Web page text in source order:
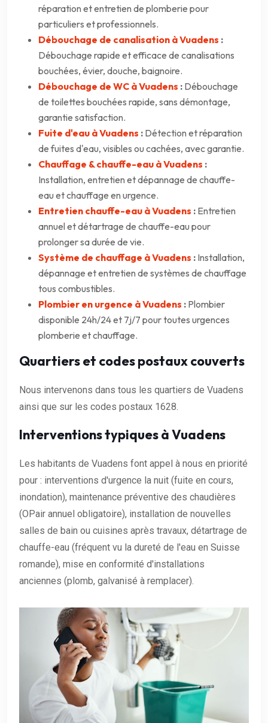
réparation et entretien de plomberie pour
particuliers et professionnels.
Débouchage de canalisation à Vuadens :
Débouchage rapide et efficace de canalisations
bouchées, évier, douche, baignoire.
Débouchage de WC à Vuadens : Débouchage
de toilettes bouchées rapide, sans démontage,
garantie satisfaction.
Fuite d'eau à Vuadens : Détection et réparation
de fuites d'eau, visibles ou cachées, avec garantie.
Chauffage & chauffe-eau à Vuadens :
Installation, entretien et dépannage de chauffe-
eau et chauffage en urgence.
Entretien chauffe-eau à Vuadens : Entretien
annuel et détartrage de chauffe-eau pour
prolonger sa durée de vie.
Système de chauffage à Vuadens : Installation,
dépannage et entretien de systèmes de chauffage
tous combustibles.
Plombier en urgence à Vuadens : Plombier
disponible 24h/24 et 7j/7 pour toutes urgences
plomberie et chauffage.
Quartiers et codes postaux couverts
Nous intervenons dans tous les quartiers de Vuadens
ainsi que sur les codes postaux 1628.
Interventions typiques à Vuadens
Les habitants de Vuadens font appel à nous en priorité
pour : interventions d'urgence la nuit (fuite en cours,
inondation), maintenance préventive des chaudières
(OPair annuel obligatoire), installation de nouvelles
salles de bain ou cuisines après travaux, détartrage de
chauffe-eau (fréquent vu la dureté de l'eau en Suisse
romande), mise en conformité d'installations
anciennes (plomb, galvanisé à remplacer).